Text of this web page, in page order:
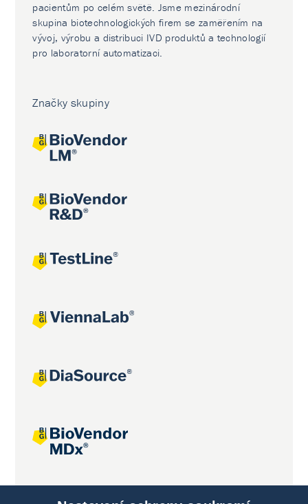
pacientům po celém světě. Jsme mezinárodní
skupina biotechnologických firem se zaměřením na
vývoj, výrobu a distribuci IVD produktů a technologií
pro laboratorní automatizaci.
Značky skupiny